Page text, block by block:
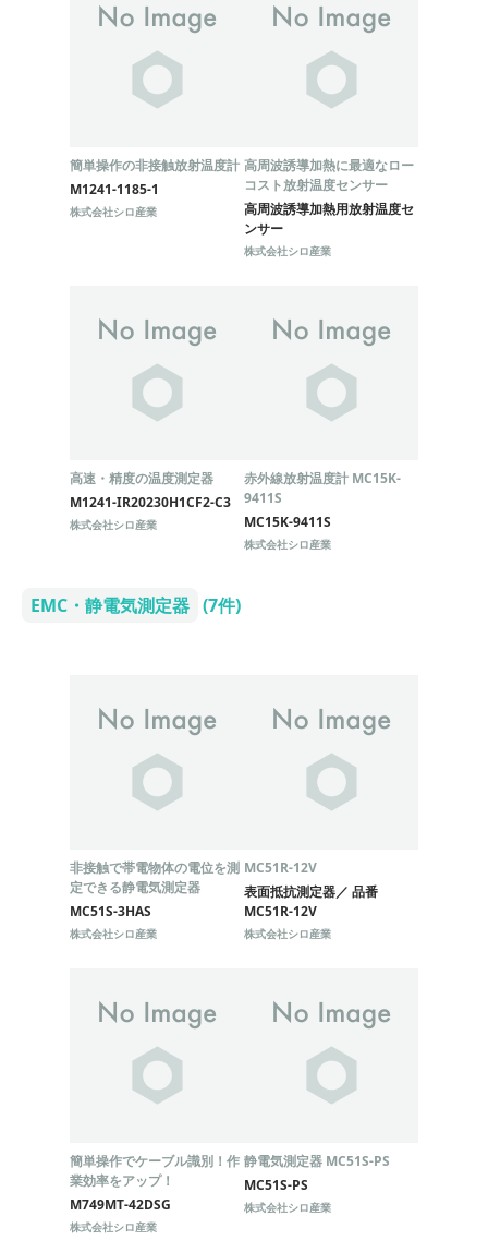
簡単操作の非接触放射温度計
M1241-1185-1
株式会社シロ産業
高周波誘導加熱に最適なロー
コスト放射温度センサー
高周波誘導加熱用放射温度セ
ンサー
株式会社シロ産業
高速・精度の温度測定器
M1241-IR20230H1CF2-C3
株式会社シロ産業
赤外線放射温度計 MC15K-
9411S
MC15K-9411S
株式会社シロ産業
EMC・静電気測定器 (7件)
非接触で帯電物体の電位を測
定できる静電気測定器
MC51S-3HAS
株式会社シロ産業
MC51R-12V
表面抵抗測定器／ 品番
MC51R-12V
株式会社シロ産業
簡単操作でケーブル識別！作
業効率をアップ！
M749MT-42DSG
株式会社シロ産業
静電気測定器 MC51S-PS
MC51S-PS
株式会社シロ産業